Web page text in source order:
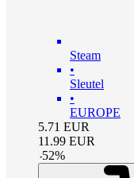
Steam
•
Sleutel
•
EUROPE
5.71 EUR
11.99 EUR
-52%